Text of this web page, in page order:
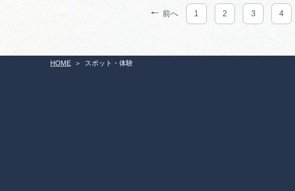
HOME スポット・体験
前へ 1 2 3 4